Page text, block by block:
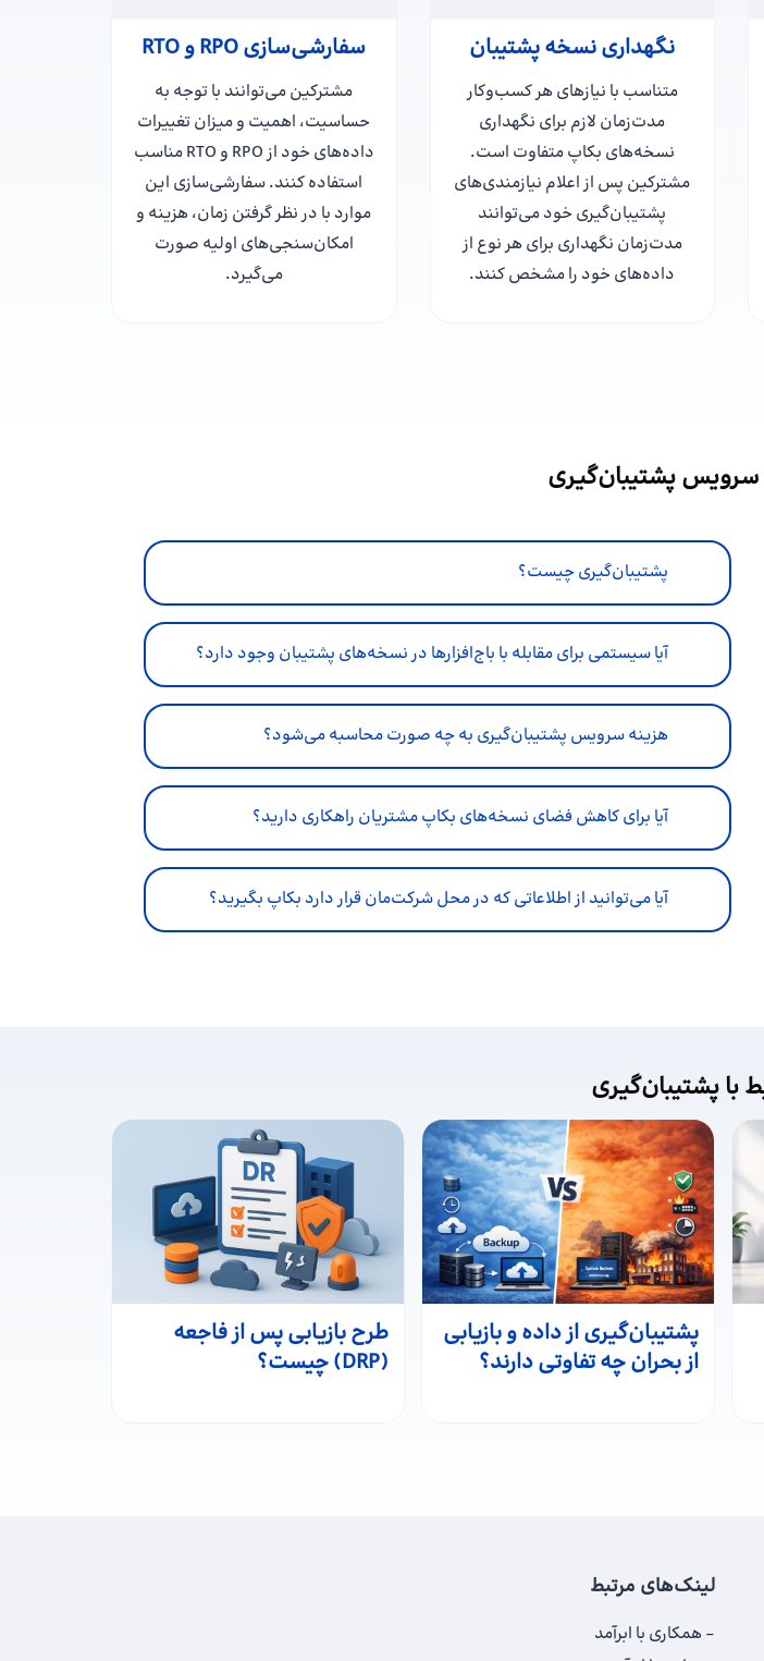
نگهداری نسخه‌ پشتیبان
متناسب با نیازهای هر کسب‌وکار
مدت‌زمان لازم برای نگهداری
نسخه‌های بکاپ متفاوت است.
مشترکین پس از اعلام نیازمندی‌های
پشتیبان‌گیری خود می‌توانند
مدت‌زمان نگهداری برای هر نوع از
داده‌های خود را مشخص کنند.
سفارشی‌سازی RPO و RTO
مشترکین می‌توانند با توجه به
حساسیت، اهمیت و میزان تغییرات
داده‌های خود از RPO و RTO مناسب
استفاده کنند. سفارشی‌سازی این
موارد با در نظر گرفتن زمان، هزینه و
امکان‌سنجی‌های اولیه صورت
می‌گیرد.
سرویس پشتیبان‌گیری
پشتیبان‌گیری چیست؟
آیا سیستمی برای مقابله با باج‌افزارها در نسخه‌های پشتیبان وجود دارد؟
هزینه سرویس پشتیبان‌گیری به چه صورت محاسبه می‌شود؟
آیا برای کاهش فضای نسخه‌های بکاپ مشتریان راهکاری دارید؟
آیا می‌توانید از اطلاعاتی که در محل شرکت‌مان قرار دارد بکاپ بگیرید؟
با پشتیبان‌گیری
پشتیبان‌گیری از داده و بازیابی
از بحران چه تفاوتی دارند؟
طرح بازیابی پس از فاجعه
(DRP) چیست؟
لینک‌های مرتبط
همکاری با ابرآمد